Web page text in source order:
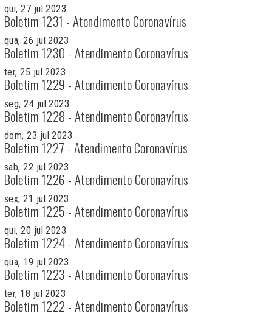
qui, 27 jul 2023
Boletim 1231 - Atendimento Coronavírus
qua, 26 jul 2023
Boletim 1230 - Atendimento Coronavírus
ter, 25 jul 2023
Boletim 1229 - Atendimento Coronavírus
seg, 24 jul 2023
Boletim 1228 - Atendimento Coronavírus
dom, 23 jul 2023
Boletim 1227 - Atendimento Coronavírus
sab, 22 jul 2023
Boletim 1226 - Atendimento Coronavírus
sex, 21 jul 2023
Boletim 1225 - Atendimento Coronavírus
qui, 20 jul 2023
Boletim 1224 - Atendimento Coronavírus
qua, 19 jul 2023
Boletim 1223 - Atendimento Coronavírus
ter, 18 jul 2023
Boletim 1222 - Atendimento Coronavírus